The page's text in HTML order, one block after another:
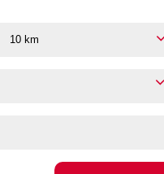
10 km